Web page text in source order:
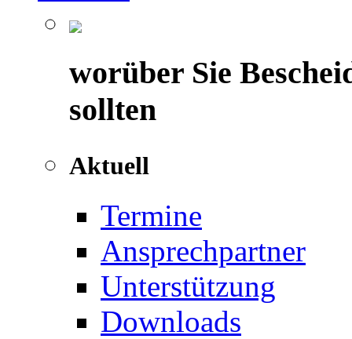
worüber Sie
sollten
Aktuell
Termine
Ansprechpartner
Unterstützung
Downloads